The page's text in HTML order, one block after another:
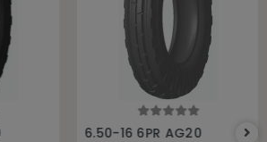
6.50-16 6PR AG20